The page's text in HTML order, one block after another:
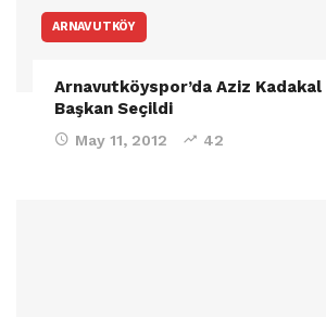
ARNAVUTKÖY
Arnavutköyspor’da Aziz Kadakal
Başkan Seçildi
May 11, 2012 42